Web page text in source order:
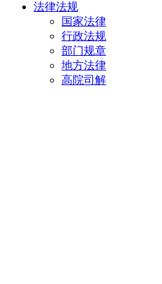
法律法规
国家法律
行政法规
部门规章
地方法律
高院司解